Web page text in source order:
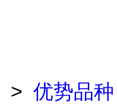
> 优势品种